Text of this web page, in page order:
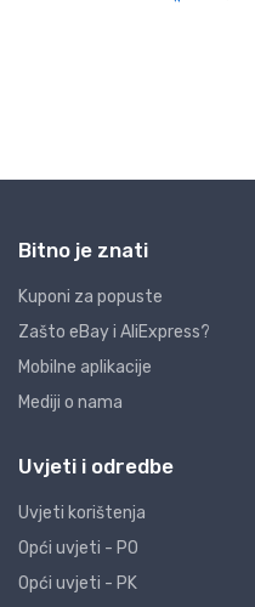
Bitno je znati
Kuponi za popuste
Zašto eBay i AliExpress?
Mobilne aplikacije
Mediji o nama
Uvjeti i odredbe
Uvjeti korištenja
Opći uvjeti - PO
Opći uvjeti - PK